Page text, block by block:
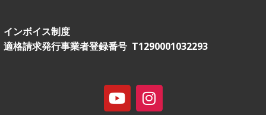
インボイス制度
適格請求発行事業者登録番号 T1290001032293
Y
o
I
n